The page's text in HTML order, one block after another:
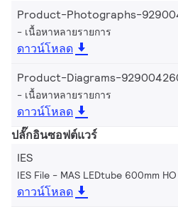
Product-Photographs-
เนื้อหาหลายรายการ
ดาวน์โหลด
Product-Diagrams-
เนื้อหาหลายรายการ
ดาวน์โหลด
ปลั๊กอินซอฟต์แวร์
IES
IES File - MAS LEDtube 600mm
ดาวน์โหลด